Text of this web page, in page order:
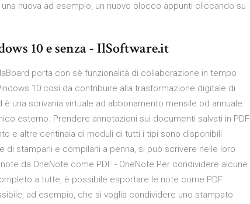
nuova ad esempio, un nuovo blocco appunti cliccando su
10 e senza - IlSoftware.it
porta con sè funzionalità di collaborazione in tempo
10 così da contribuire alla trasformazione digitale di
una scrivania virtuale ad abbonamento mensile od annuale
esterno. Prendere annotazioni sui documenti salvati in PDF
e altre centinaia di moduli di tutti i tipi sono disponibili
di stamparli e compilarli a penna, si può scrivere nelle loro
da OneNote come PDF - OneNote Per condividere alcune
a tutte, è possibile esportare le note come PDF
ad esempio, che si voglia condividere uno stampato